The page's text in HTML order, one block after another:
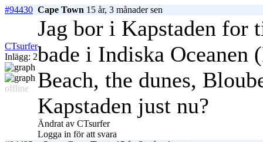
#94430 Cape Town 15 år, 3 månader sen
CTsurfer
Inlägg: 2
offline
Jag bor i Kapstaden
bade i Indiska Oceanen
Beach, the dunes,
Kapstaden just nu?
Ändrat av CTsurfer
Logga in för att svara